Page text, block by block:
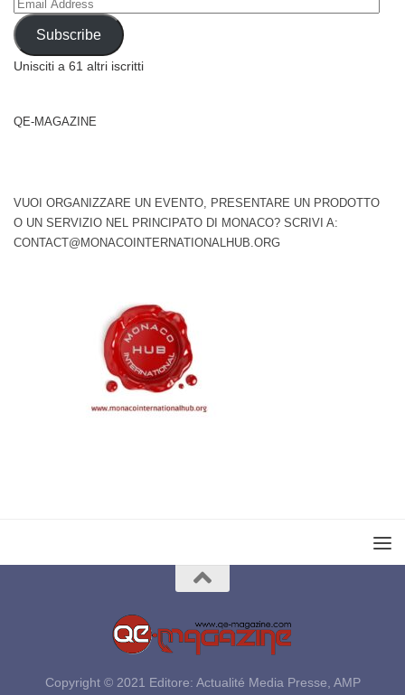
Address
Subscribe
Unisciti a 61 altri iscritti
QE-MAGAZINE
VUOI ORGANIZZARE UN EVENTO, PRESENTARE UN PRODOTTO
O UN SERVIZIO NEL PRINCIPATO DI MONACO? SCRIVI A:
CONTACT@MONACOINTERNATIONALHUB.ORG
Copyright © 2021 Editore: Actualité Media Presse, AMP